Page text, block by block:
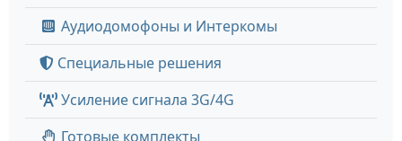
Аудиодомофоны и Интеркомы
Специальные решения
Усиление сигнала 3G/4G
Готовые комплекты